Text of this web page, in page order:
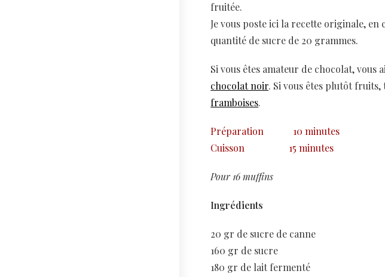
fruitée.
Je vous poste ici la recette originale,
quantité de sucre de 20 grammes.
Si vous êtes amateur de chocolat, vous
chocolat noir. Si vous êtes plutôt fruits,
framboises.
Préparation
10 minutes
Cuisson
15 minutes
Pour 16 muffins
Ingrédients
20 gr de sucre de canne
160 gr de sucre
180 gr de lait fermenté